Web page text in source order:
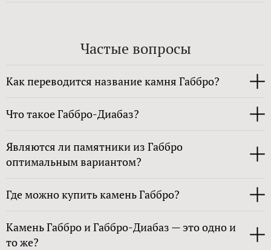
Частые вопросы
Как переводится название камня Габбро?
Что такое Габбро-Диабаз?
Являются ли памятники из Габбро
оптимальным вариантом?
Где можно купить камень Габбро?
Камень Габбро и Габбро-Диабаз — это одно и
то же?